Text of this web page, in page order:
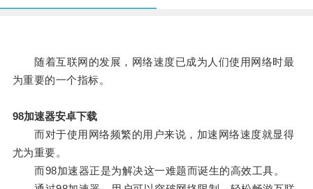
随着互联网的发展，网络速度已成为人们使用网络时最
为重要的一个指标。
98加速器安卓下载
而对于使用网络频繁的用户来说，加速网络速度就显得
尤为重要。
而98加速器正是为解决这一难题而诞生的高效工具。